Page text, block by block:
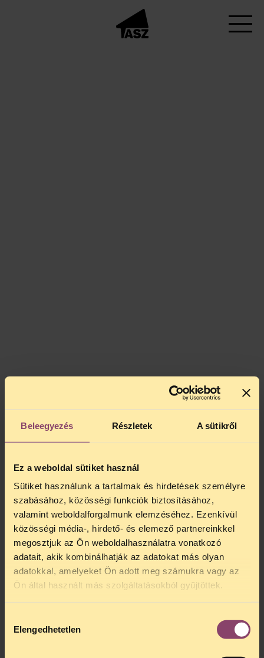
Beleegyezés Részletek A sütikről
Ez a weboldal sütiket használ
Sütiket használunk a tartalmak és hirdetések személyre
szabásához, közösségi funkciók biztosításához,
valamint weboldalforgalmunk elemzéséhez. Ezenkívül
közösségi média-, hirdető- és elemező partnereinkkel
megosztjuk az Ön weboldalhasználatra vonatkozó
adatait, akik kombinálhatják az adatokat más olyan
adatokkal, amelyeket Ön adott meg számukra vagy az
Ön által használt más szolgáltatásokból gyűjtöttek.
kiválasztása
Elengedhetetlen